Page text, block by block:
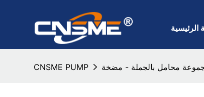
الرئيسية
CNSME PUMP